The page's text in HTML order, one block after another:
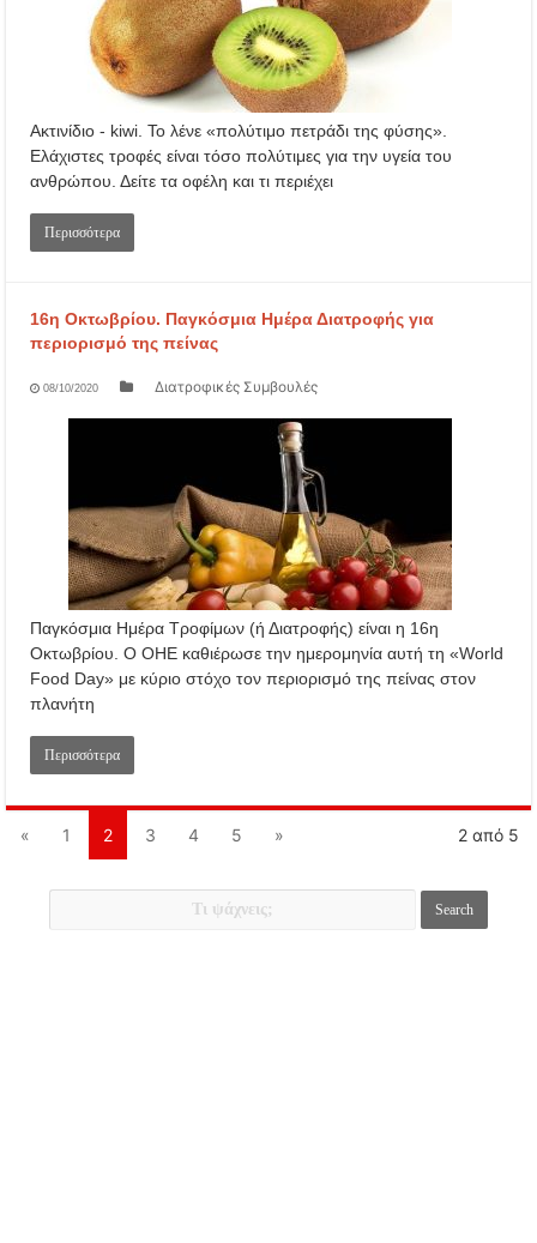
Ακτινίδιο - kiwi. Το λένε «πολύτιμο πετράδι της φύσης».
Ελάχιστες τροφές είναι τόσο πολύτιμες για την υγεία του
ανθρώπου. Δείτε τα οφέλη και τι περιέχει
Περισσότερα
16η Οκτωβρίου. Παγκόσμια Ημέρα Διατροφής για
περιορισμό της πείνας
08/10/2020 Διατροφικές Συμβουλές
Παγκόσμια Ημέρα Τροφίμων (ή Διατροφής) είναι η 16η
Οκτωβρίου. Ο ΟΗΕ καθιέρωσε την ημερομηνία αυτή τη «World
Food Day» με κύριο στόχο τον περιορισμό της πείνας στον
πλανήτη
Περισσότερα
2 από 5
« 1 2 3 4 5 »